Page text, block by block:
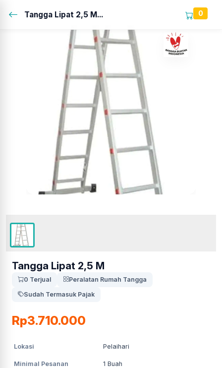
Tangga Lipat 2,5 M... 0
Tangga Lipat 2,5 M
0 Terjual
Peralatan Rumah Tangga
Sudah Termasuk Pajak
Rp3.710.000
Lokasi Pelaihari
Minimal Pesanan 1 Buah